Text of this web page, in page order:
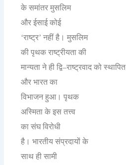
के समांतर मुसलिम
और ईसाईकोई
‘राष्ट्र’नहींहै। मुसलिम
की पृथक राष्ट्रीयता की
मान्यता नेही द्वि–राष्ट्रवाद को स्थापित
और भारत का
विभाजनहुआ। पृथक
अस्मिता के इस तत्त्व
का संघविरोधी
है। भारतीय संप्रदायों के
साथ ही सामी